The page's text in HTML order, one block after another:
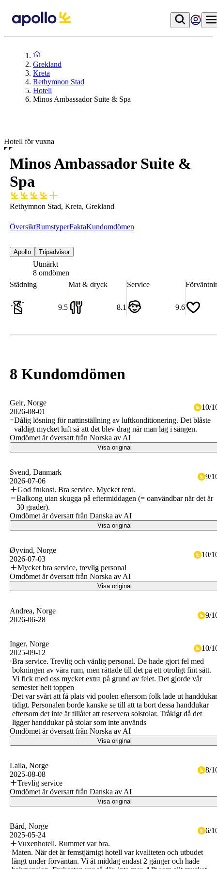
Grekland
Kreta
Rethymnon Stad
Hotell
Minos Ambassador Suite & Spa
Hotell för vuxna
Minos Ambassador Suite &
Spa
Rethymnon Stad, Kreta, Grekland
ÖversiktRumstyperFaktaKundomdömen
Apollo Tripadvisor
Utmärkt
8 omdömen
Städning
9.5
Mat & dryck
8.1
Service
9.6
8 Kundomdömen
Geir, Norge
2026-08-01
10/
Dålig lösning för nattinställning av luftkonditionering. Det blåste
väldigt mycket luft så att det blev drag när man låg i sängen.
Omdömet är översatt från Norska av AI
Visa original
Svend, Danmark
2026-07-06
9/
God frukost. Bra service. Mycket rent.
Balkong utan skugga på eftermiddagen (= oanvändbar när det är
30 grader).
Omdömet är översatt från Danska av AI
Visa original
Øyvind, Norge
2026-07-03
10/
Mycket bra service, trevlig personal
Omdömet är översatt från Norska av AI
Visa original
Andrea, Norge
2026-06-28
9/
Inger, Norge
2025-09-12
10/
Bra service. Trevlig och vänlig personal. De hade gjort fel med
bokningen av våra rum, men rättade till det på ett otroligt fint sätt.
Vi fick med oss mycket extra på grund av felet. Det gjorde vår
semester helt toppen
Det var svårt att få plats vid poolen eftersom folk lade ut handdukar
tidigt. Personalen borde kanske se till att ta bort dessa handdukar
eftersom det inte är tillåtet att reservera solstolar. Tråkigt då det
ligger handdukar på stolar som inte används
Omdömet är översatt från Norska av AI
Visa original
Laila, Norge
2025-08-08
8/
Trevlig service
Omdömet är översatt från Danska av AI
Visa original
Bård, Norge
2025-05-24
6/
Vuxenhotell. Rummet var bra.
Maten. När det är femstjärnigt hotell var kvaliteten och utbudet
långt under förväntan. Vi åt middag endast 2 gånger och hade